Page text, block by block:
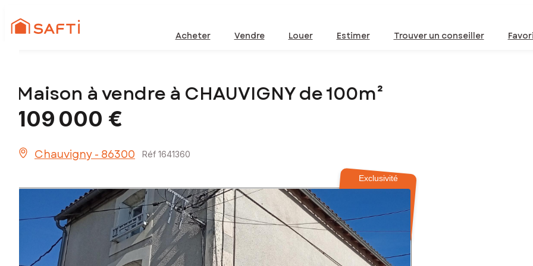
Acheter Vendre Louer Estimer Trouver un conseiller
Maison à vendre à CHAUVIGNY de 100m²
109 000 €
Chauvigny - 86300 Réf 1641360
Exclusivité